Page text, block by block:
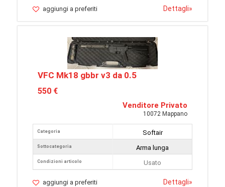
aggiungi a preferiti Dettagli»
VFC Mk18 gbbr v3 da 0.5
550 €
Venditore Privato
10072 Mappano
Categoria
Sottocategoria
Condizioni articolo
Softair
Arma lunga
Usato
aggiungi a preferiti Dettagli»